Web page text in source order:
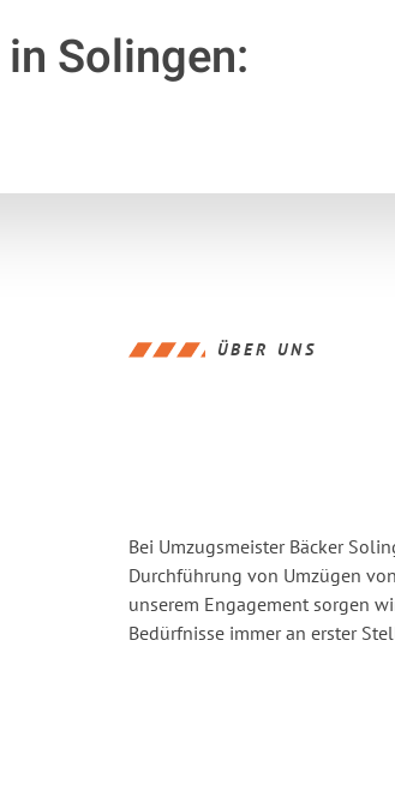
in Solingen:
ÜBER UNS
Bei Umzugsmeister Bäcker
Durchführung von Umzügen
unserem Engagement sorgen
Bedürfnisse immer an erster